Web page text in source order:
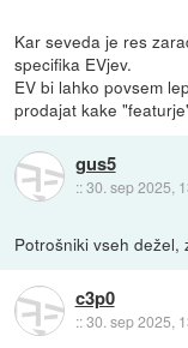
Kar seveda je res
specifika EVjev.
EV bi lahko povsem
prodajat kake
gus5
::30. sep 2025,
Potrošniki vseh dežel,
c3p0
::30. sep 2025,